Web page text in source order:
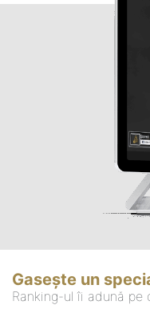
Gasește un
Ranking-ul îi adună